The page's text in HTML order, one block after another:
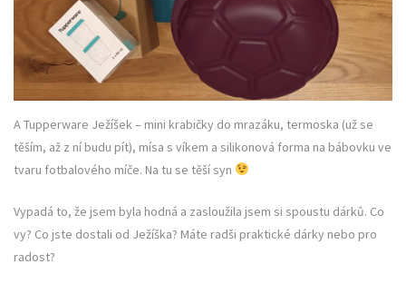
A Tupperware Ježíšek – mini krabičky do mrazáku, termoska (už se
těším, až z ní budu pít), mísa s víkem a silikonová forma na bábovku ve
tvaru fotbalového míče. Na tu se těší syn
Vypadá to, že jsem byla hodná a zasloužila jsem si spoustu dárků. Co
vy? Co jste dostali od Ježíška? Máte radši praktické dárky nebo pro
radost?